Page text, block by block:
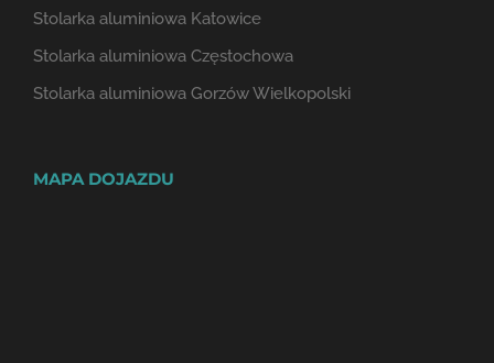
Stolarka aluminiowa Katowice
Stolarka aluminiowa Częstochowa
Stolarka aluminiowa Gorzów Wielkopolski
MAPA DOJAZDU